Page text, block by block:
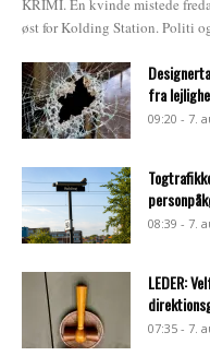
KRIMI. En kvinde mistede
øst for Kolding Station. Politi
fra
09:20 - 7.
08:39 - 7.
LEDER:
07:35 - 7.